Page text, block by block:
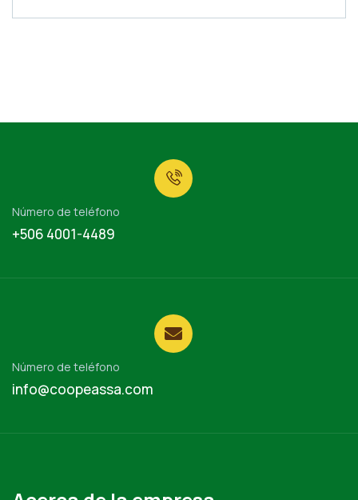
Número de teléfono
+506 4001-4489
Número de teléfono
info@coopeassa.com